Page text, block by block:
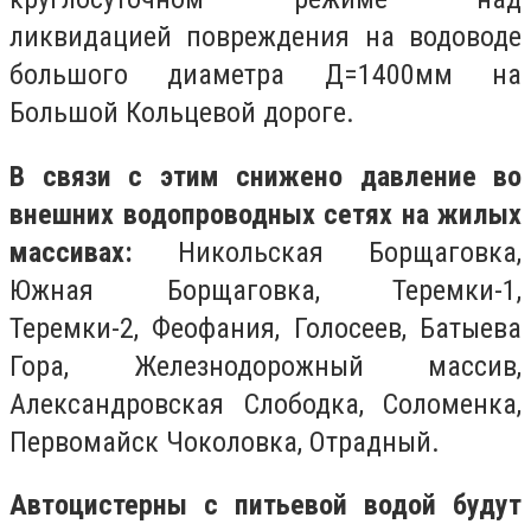
ликвидацией повреждения на водоводе
большого диаметра Д=1400мм на
Большой Кольцевой дороге.
В связи с этим снижено давление во
внешних водопроводных сетях на жилых
массивах: Никольская Борщаговка,
Южная Борщаговка, Теремки-1,
Теремки-2, Феофания, Голосеев, Батыева
Гора, Железнодорожный массив,
Александровская Слободка, Соломенка,
Первомайск Чоколовка, Отрадный.
Автоцистерны с питьевой водой будут